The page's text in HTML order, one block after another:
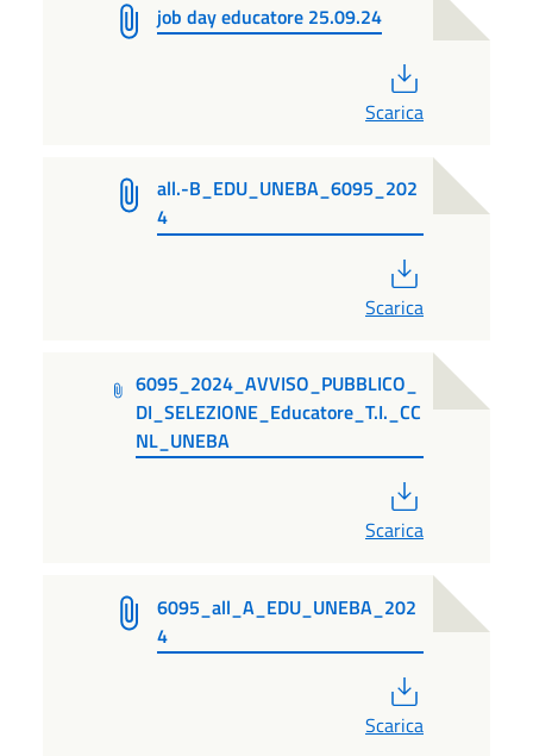
job day educatore 25.09.24
Scarica
all.-B_EDU_UNEBA_6095_202
4
Scarica
6095_2024_AVVISO_PUBBLICO_
DI_SELEZIONE_Educatore_T.I._CC
NL_UNEBA
Scarica
6095_all_A_EDU_UNEBA_202
4
Scarica